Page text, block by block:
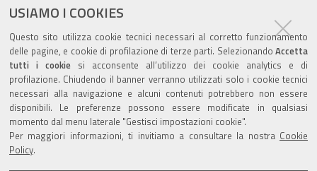
USIAMO I COOKIES
Questo sito utilizza cookie tecnici necessari al corretto funzionamento
delle pagine, e cookie di profilazione di terze parti. Selezionando Accetta
tutti i cookiesi acconsente all’utilizzo dei cookie analytics e di
profilazione. Chiudendo il banner verranno utilizzati solo i cookie tecnici
necessari alla navigazione e alcuni contenuti potrebbero non essere
disponibili. Le preferenze possono essere modificate in qualsiasi
momento dal menu laterale "Gestisci impostazioni cookie".
Per maggiori informazioni, ti invitiamo a consultare la nostra Cookie
Policy.
documento
pubblicato il23/11/2023
ultima modifica23/11/2023
Valuta questo sito